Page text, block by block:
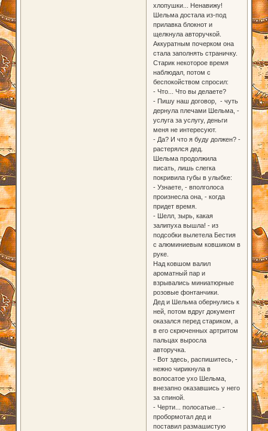
хлопушки... Ненавижу!
Шельма достала из-под
прилавка блокнот и
щелкнула авторучкой.
Аккуратным почерком она
стала заполнять страничку.
Старик некоторое время
наблюдал, потом с
беспокойством спросил:
- Что... Что вы делаете?
- Пишу наш договор, - чуть
дернула плечами Шельма, -
услуга за услугу, деньги
меня не интересуют.
- Да? И что я буду должен? -
растерялся дед.
Шельма продолжила
писать, лишь слегка
покривила губы в улыбке:
- Узнаете, - вполголоса
произнесла она, - когда
придет время.
- Шелл, зырь, какая
залипуха вышла! - из
подсобки вылетела Бестия
с алюминиевым ковшиком в
руке.
Над ковшом валил
ароматный пар и
взрывались миниатюрные
розовые фонтанчики.
Дед и Шельма обернулись к
ней, потом вдруг документ
оказался перед стариком, а
в его скрюченных артритом
пальцах выросла
авторучка.
- Вот здесь, распишитесь, -
нежно чирикнула в
волосатое ухо Шельма,
внезапно оказавшись у него
за спиной.
- Черти... полосатые... -
пробормотал дед и
поставил размашистую